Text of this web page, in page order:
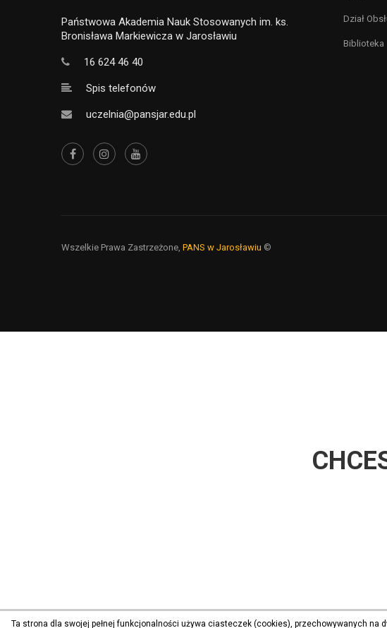
Państwowa Akademia Nauk Stosowanych im. ks.
Bronisława Markiewicza w Jarosławiu
16 624 46 40
Spis telefonów
uczelnia@pansjar.edu.pl
Dział
Biblioteka
Wszelkie Prawa Zastrzeżone, PANS w Jarosławiu ©
Ta strona dla swojej pełnej funkcjonalności używa ciasteczek (cookies), przechowywanych